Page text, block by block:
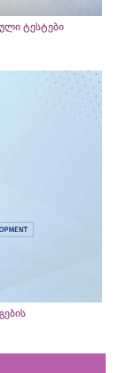
ტესტები